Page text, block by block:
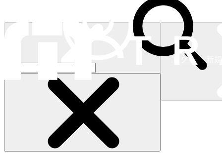
ログイン/新
ショッピングカート )